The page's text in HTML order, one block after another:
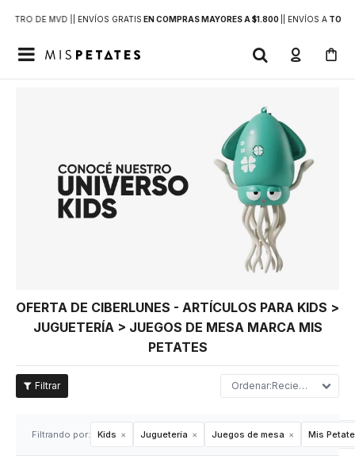
DE MVD | | ENVÍOS GRATIS EN COMPRAS MAYORES A $1.800 | ENVÍOS ATODO

OFERTA DE CIBERLUNES - ARTÍCULOS PARA KIDS >
JUGUETERÍA > JUEGOS DE MESA MARCA MIS
PETATES
Recientes
Filtrando por: Kids Juguetería Juegos de mesa Mis